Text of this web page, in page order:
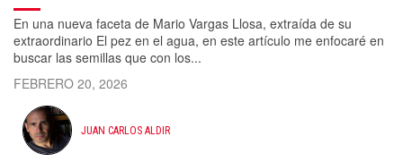
En una nueva faceta de Mario Vargas Llosa, extraída de su
extraordinario El pez en el agua, en este artículo me enfocaré en
buscar las semillas que con los...
FEBRERO 20, 2026
JUAN CARLOS ALDIR